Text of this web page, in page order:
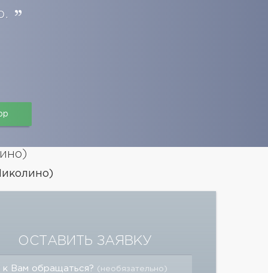
ОСТАВИТЬ ЗАЯВКУ
к Вам обращаться? (необязательно)